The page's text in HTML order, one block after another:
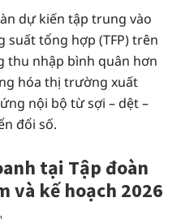
dự kiến tập trung vào
suất tổng hợp (TFP) trên
thu nhập bình quân hơn
hóa thị trường xuất
nội bộ từ sợi – dệt –
đổi số.